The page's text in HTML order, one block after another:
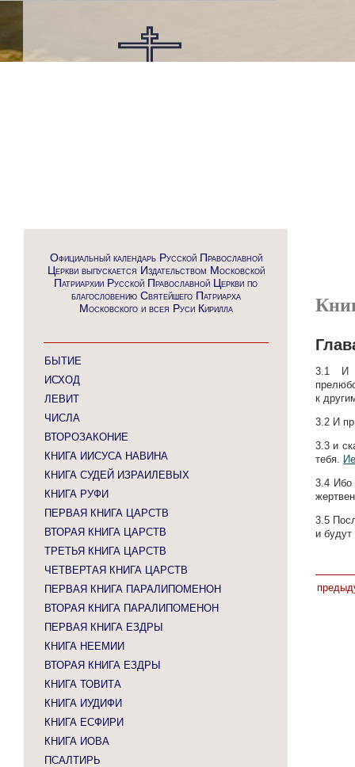
Официальный календарь Русской Православной
Церкви выпускается Издательством Московской
Патриархии Русской Православной Церкви по
благословению Святейшего Патриарха
Московского и всея Руси Кирилла
БЫТИЕ
ИСХОД
ЛЕВИТ
ЧИСЛА
ВТОРОЗАКОНИЕ
КНИГА ИИСУСА НАВИНА
КНИГА СУДЕЙ ИЗРАИЛЕВЫХ
КНИГА РУФИ
ПЕРВАЯ КНИГА ЦАРСТВ
ВТОРАЯ КНИГА ЦАРСТВ
ТРЕТЬЯ КНИГА ЦАРСТВ
ЧЕТВЕРТАЯ КНИГА ЦАРСТВ
ПЕРВАЯ КНИГА ПАРАЛИПОМЕНОН
ВТОРАЯ КНИГА ПАРАЛИПОМЕНОН
ПЕРВАЯ КНИГА ЕЗДРЫ
КНИГА НЕЕМИИ
ВТОРАЯ КНИГА ЕЗДРЫ
КНИГА ТОВИТА
КНИГА ИУДИФИ
КНИГА ЕСФИРИ
КНИГА ИОВА
ПСАЛТИРЬ
3.1
И
к
3.2 И
3.3 и
тебя.
3.4 Ибо
3.5
и